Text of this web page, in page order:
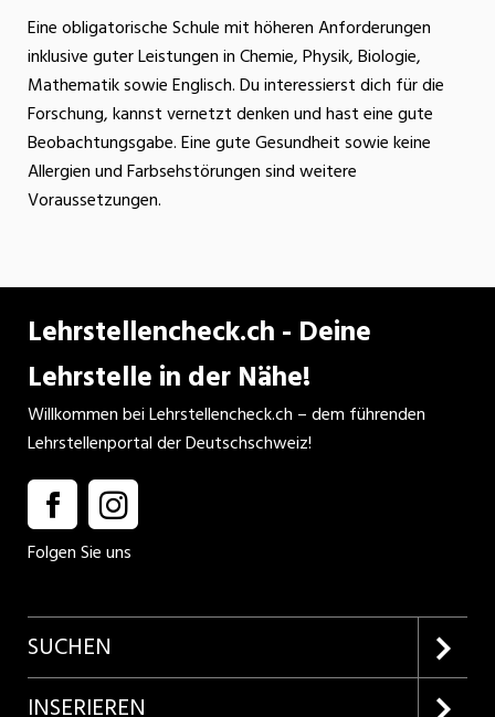
Eine obligatorische Schule mit höheren Anforderungen
inklusive guter Leistungen in Chemie, Physik, Biologie,
Mathematik sowie Englisch. Du interessierst dich für die
Forschung, kannst vernetzt denken und hast eine gute
Beobachtungsgabe. Eine gute Gesundheit sowie keine
Allergien und Farbsehstörungen sind weitere
Voraussetzungen.
Lehrstellencheck.ch - Deine
Lehrstelle in der Nähe!
Willkommen bei Lehrstellencheck.ch – dem führenden
Lehrstellenportal der Deutschschweiz!
Folgen Sie uns
SUCHEN
Firmenprofile entdecken
INSERIEREN